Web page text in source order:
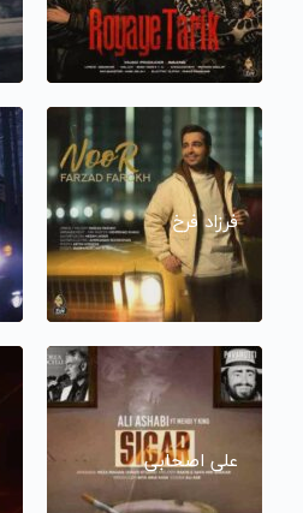
فرزاد فرخ
علی اصحابی